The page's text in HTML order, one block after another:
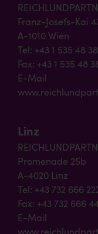
Franz-Josefs-Kai
A-1010 Wien
Tel: +43 1 535 48 38
Fax: +43 1 535 48
E-Mail
Linz
Promenade 25b
A-4020 Linz
Tel: +43 732 666
Fax: +43 732 666
E-Mail